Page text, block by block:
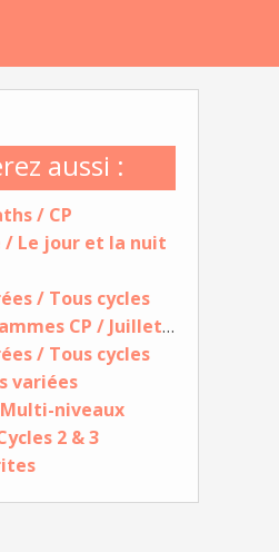
aussi :
/ CP
/ Le jour et la nuit
/ Tous cycles
Synthèse des programmes CP / Juillet 2026
/ Tous cycles
variées
niveaux
2 & 3